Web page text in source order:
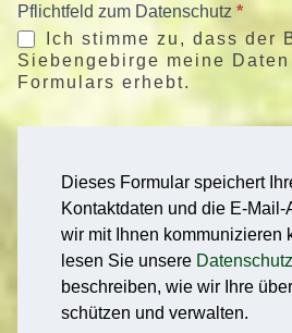
Pflichtfeld zum Datenschutz *
Ich stimme zu, dass der
Siebengebirge meine
Formulars erhebt.
Dieses Formular speichert
Kontaktdaten und die E-Mail-
wir mit Ihnen kommunizieren
lesen Sie unsere
beschreiben, wie wir Ihre
schützen und verwalten.